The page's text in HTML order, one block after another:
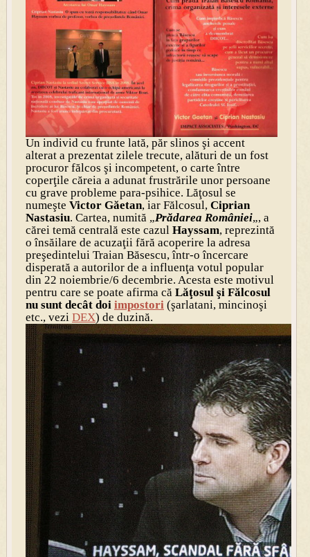
Un individ cu frunte lată, păr slinos şi accent
alterat a prezentat zilele trecute, alături de un fost
procuror fălcos şi incompetent, o carte între
coperţile căreia a adunat frustrările unor persoane
cu grave probleme para-psihice. Lăţosul se
numeşte Victor Găetan, iar Fălcosul, Ciprian
Nastasiu. Cartea, numită „Prădarea României„, a
cărei temă centrală este cazul Hayssam, reprezintă
o însăilare de acuzaţii fără acoperire la adresa
preşedintelui Traian Băsescu, într-o încercare
disperată a autorilor de a influenţa votul popular
din 22 noiembrie/6 decembrie. Acesta este motivul
pentru care se poate afirma că Lăţosul şi Fălcosul
nu sunt decât doi impostori(şarlatani, mincinoşi
etc., vezi DEX) de duzină.